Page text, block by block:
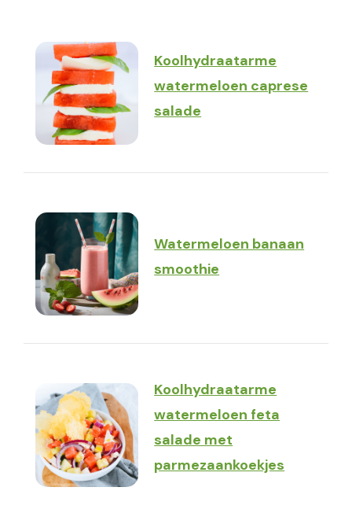
Koolhydraatarme
watermeloen caprese
salade
Watermeloen banaan
smoothie
Koolhydraatarme
watermeloen feta
salade met
parmezaankoekjes